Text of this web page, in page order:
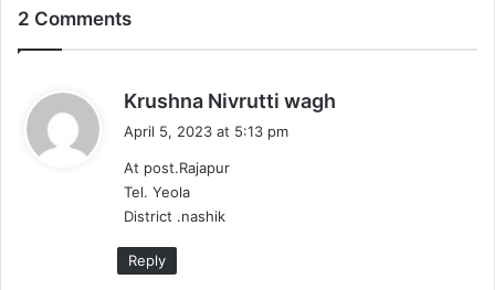
2 Comments
Krushna Nivrutti wagh
April 5, 2023 at 5:13 pm
At post.Rajapur
Tel. Yeola
District .nashik
Reply